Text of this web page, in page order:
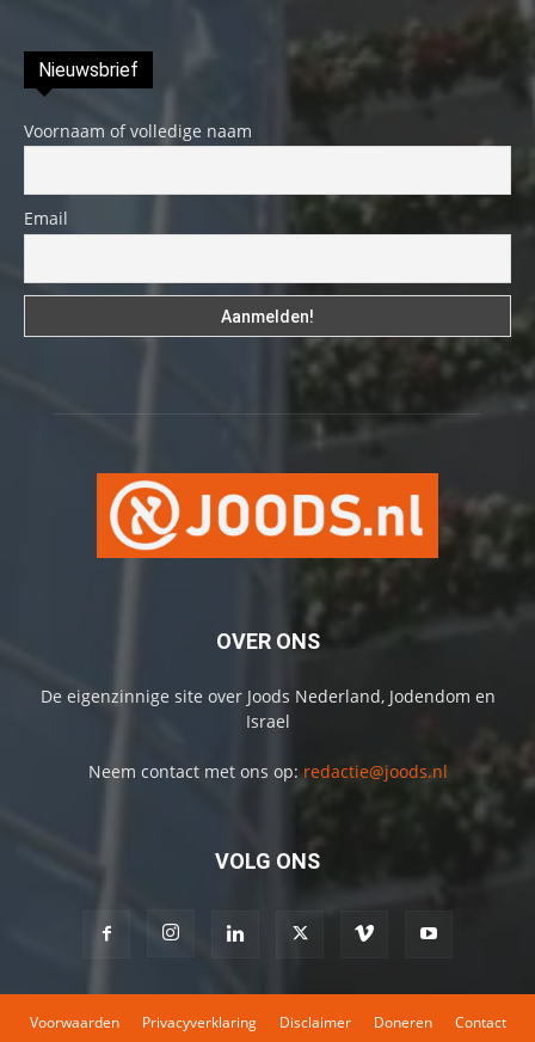
Nieuwsbrief
Voornaam of volledige naam
Email
OVER ONS
De eigenzinnige site over Joods Nederland, Jodendom en
Israel
Neem contact met ons op: redactie@joods.nl
VOLG ONS
Voorwaarden Privacyverklaring Disclaimer Doneren Contact